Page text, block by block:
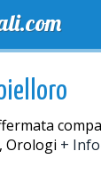
Orologi + Info